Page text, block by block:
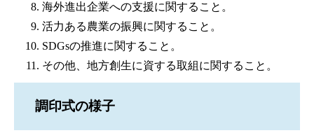
海外進出企業への支援に関すること。
活力ある農業の振興に関すること。
SDGsの推進に関すること。
その他、地方創生に資する取組に関すること。
調印式の様子